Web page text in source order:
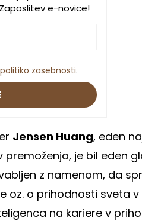
e-novice!
politiko zasebnosti.
Jensen Huang, eden
je bil eden
z namenom, da
oz. o prihodnosti sveta v
na kariere v